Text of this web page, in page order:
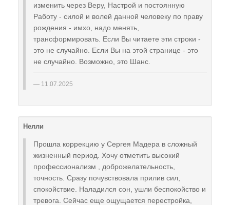
изменить через Веру, Настрой и постоянную
Работу - силой и волей данной человеку по праву
рождения - имхо, надо менять,
трансформировать. Если Вы читаете эти строки -
это не случайно. Если Вы на этой странице - это
не случайно. Возможно, это Шанс.
11.07.2025
Нелли
Прошла коррекцию у Сергея Мадера в сложный
жизненный период. Хочу отметить высокий
профессионализм , доброжелательность,
точность. Сразу почувствовала прилив сил,
спокойствие. Наладился сон, ушли беспокойство и
тревога. Сейчас еще ощущается перестройка,